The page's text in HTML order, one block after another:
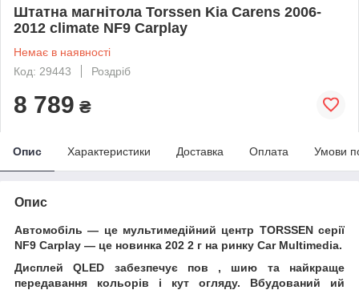
Штатна магнітола Torssen Kia Carens 2006-
2012 climate NF9 Carplay
Немає в наявності
Код: 29443
Роздріб
8 789 ₴
Опис Характеристики Доставка Оплата Умови
Опис
Автомобіль — це мультимедійний центр TORSSEN серії
NF9 Carplay — це новинка 202 2 г на ринку Car Multimedia.
ДисплейQLED забезпечує пов , шию та найкраще
передавання кольорів і кут огляду. Вбудований
ий